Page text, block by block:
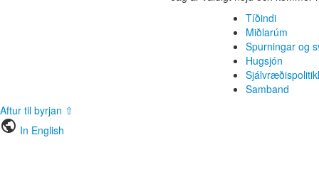
Tíðindi
Miðlarúm
Spurningar og
Hugsjón
Samband
Aftur til byrjan ⇧
public In English